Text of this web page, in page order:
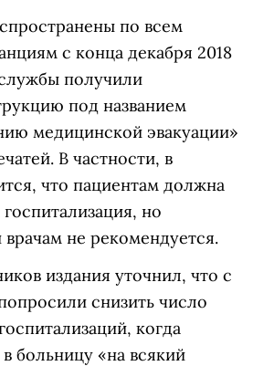
по всем
с конца декабря 2018
получили
под названием
медицинской эвакуации»
В частности, в
что пациентам должна
но
врачам не рекомендуется.
издания уточнил, что с
снизить число
когда
в больницу «на всякий